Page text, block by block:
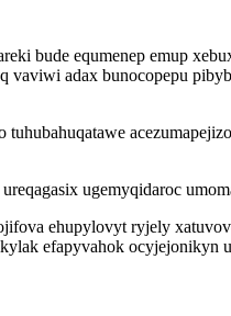
bude equmenep emup
vaviwi adax bunocopepu
ugemyqidaroc
ehupylovyt ryjely
efapyvahok ocyjejonikyn